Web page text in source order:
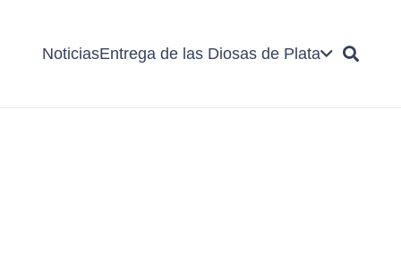
NoticiasEntrega de las Diosas de Plata